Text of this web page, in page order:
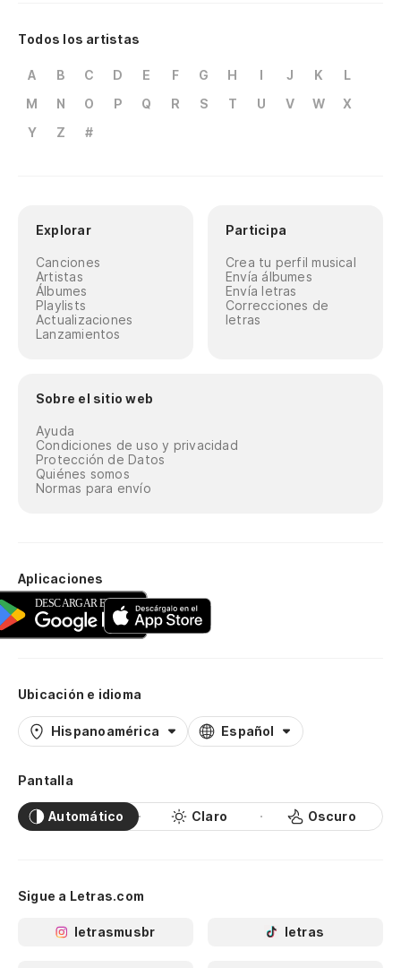
Todos los artistas
A B C D E F G H I J K
L
M
N O P Q R S T U V W
X
Y
Z #
Explorar
Canciones
Artistas
Álbumes
Playlists
Actualizaciones
Lanzamientos
Participa
Crea tu perfil musical
Envía álbumes
Envía letras
Correcciones de
letras
Sobre el sitio web
Ayuda
Condiciones de uso y privacidad
Protección de Datos
Quiénes somos
Normas para envío
Aplicaciones
Ubicación e idioma
Hispanoamérica Español
Pantalla
Automático Claro Oscuro
Sigue a Letras.com
letrasmusbr letras